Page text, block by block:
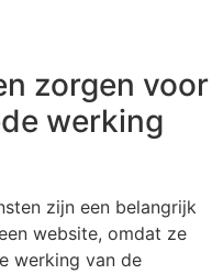
zorgen voor
werking
zijn een belangrijk
website, omdat ze
werking van de